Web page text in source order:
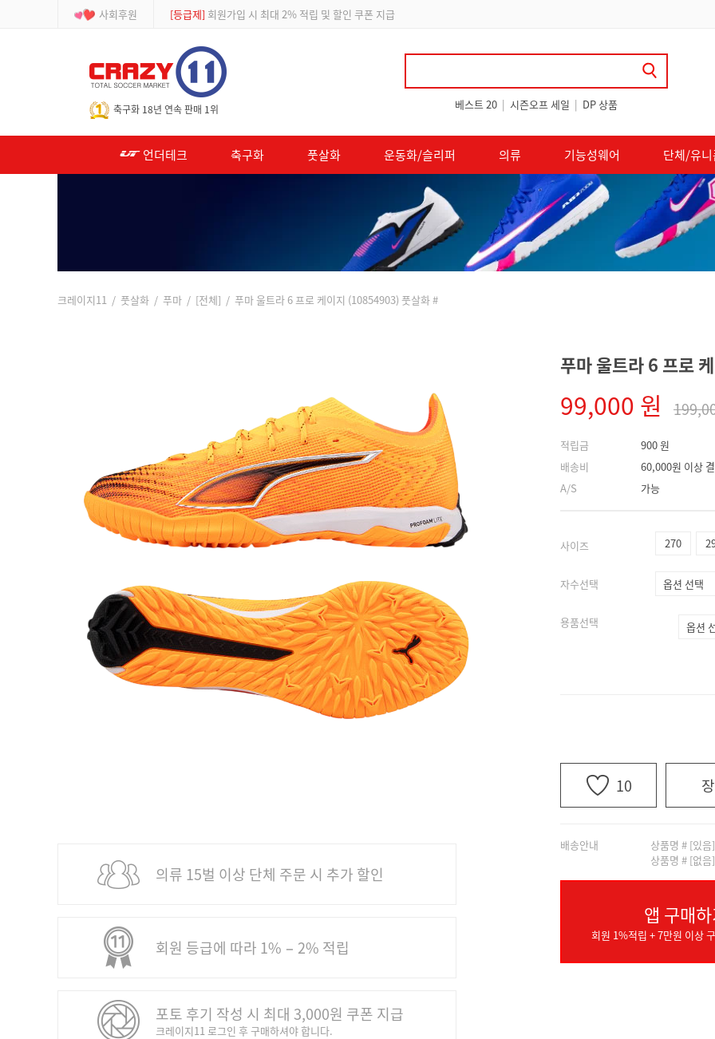
사회후원 [등급제] 회원가입 시 최대 2% 적립 및 할인 쿠폰 지급
축구화 18년 연속 판매 1위 베스트 20 | 시즌오프 세일 | DP 상품
언더테크 축구화 풋살화 운동화/슬리퍼 의류 기능성웨어 단체/유
크레이지11 / 풋살화 / 푸마 / [전체] / 푸마 울트라 6 프로 케이지 (10854903) 풋살화 #
의류 15벌 이상 단체 주문 시 추가 할인
회원 등급에 따라 1% − 2% 적립
포토 후기 작성 시 최대 3,000원 쿠폰 지급
크레이지11 로그인 후 구매하셔야 합니다.
푸마 울트라 6 프로
99,000 원
적립금
배송비
A/S
900 원
60,000원 이상
가능
사이즈 270
자수선택
용품선택
10
배송안내
상품명 # [있
상품명 # [없
앱 구매
회원 1%적립 + 7만원 이상